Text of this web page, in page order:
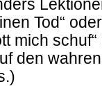
Tod“
mich
den